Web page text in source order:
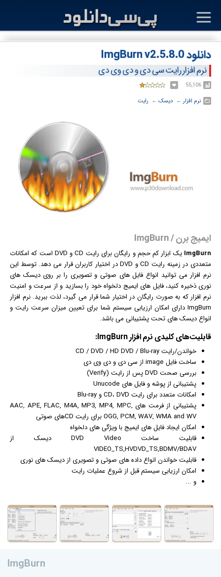
دانلود ImgBurn v2.5.8.0
نرم افزار رایت سی دی و دی وی دی
55,106
نرم افزار ← ‏ دیسک ← ‏ رایت
ایمیج برن / ImgBurn
ImgBurn
یک ابزار کم حجم و رایگان برای رایت CD و DVD است که امکانات
متعددی در زمینه رایت CD و DVD در اختیار کاربران قرار می دهد. توسط این
نرم افزار می توانید انواع فایل های صوتی و تصویری را بر روی دیسک های
نوری ذخیره کنید، فایل های ایمیج دلخواه خود را بسازید و از سرعت و امنیت
نرم افزار که به صورت رایگان در اختیار شما قرار می گیرد، لذت ببرید. نرم افزار
ImgBurn دارای امکان ارزیابی سیستم شما برای تعیین میزان سرعت رایت و
انواع دیسک های تحت پشتیبانی می باشد.
قابلیت‌های کلیدی نرم افزار
خواندن/رایت CD / DVD / HD DVD / Blu-ray
ساخت فایل image از سی دی و دی وی دی
بررسی صحت DVD پس از رایت (Verify)
پشتیبانی از پوشه و فایل های Unucode
امکانات متعدد برای رایت CD، DVD و Blu-ray
پشتیبانی از فرمت های AAC, APE, FLAC, M4A, MP3, MP4, MPC,
OGG, PCM, WAV, WMA and WV برای رایت CDهای صوتی
امکان ایجاد فایل های ایمیج با ویژگی های دلخواه
قابلیت ساخت DVD Video دیسک از
VIDEO_TS,HVDVD_TS,BDMV/BDAV
قابلیت خواندن انواع داده های صوتی و تصویری از دیسک های نوری
امکان ارزیابی سیستم قبل از شروع عملیات رایت
و ...
ImgBurn